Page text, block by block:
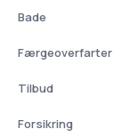
Bade
Færgeoverfarter
Tilbud
Forsikring